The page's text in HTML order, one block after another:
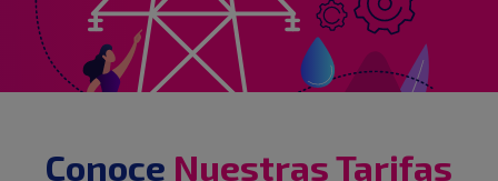
Conoce Nuestras Tarifas